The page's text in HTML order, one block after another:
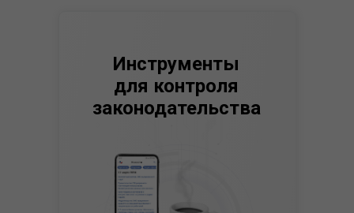
Инструменты
для контроля
законодательства